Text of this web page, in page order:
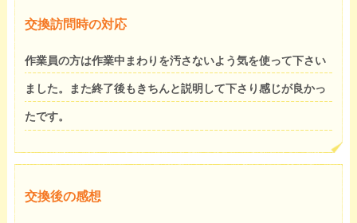
交換訪問時の対応
作業員の方は作業中まわりを汚さないよう気を使って下さい
ました。また終了後もきちんと説明して下さり感じが良かっ
たです。
交換後の感想